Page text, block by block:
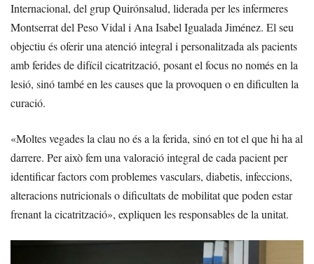
Internacional, del grup Quirónsalud, liderada per les infermeres
Montserrat del Peso Vidal i Ana Isabel Igualada Jiménez. El seu
objectiu és oferir una atenció integral i personalitzada als pacients
amb ferides de difícil cicatrització, posant el focus no només en la
lesió, sinó també en les causes que la provoquen o en dificulten la
curació.
«Moltes vegades la clau no és a la ferida, sinó en tot el que hi ha al
darrere. Per això fem una valoració integral de cada pacient per
identificar factors com problemes vasculars, diabetis, infeccions,
alteracions nutricionals o dificultats de mobilitat que poden estar
frenant la cicatrització», expliquen les responsables de la unitat.